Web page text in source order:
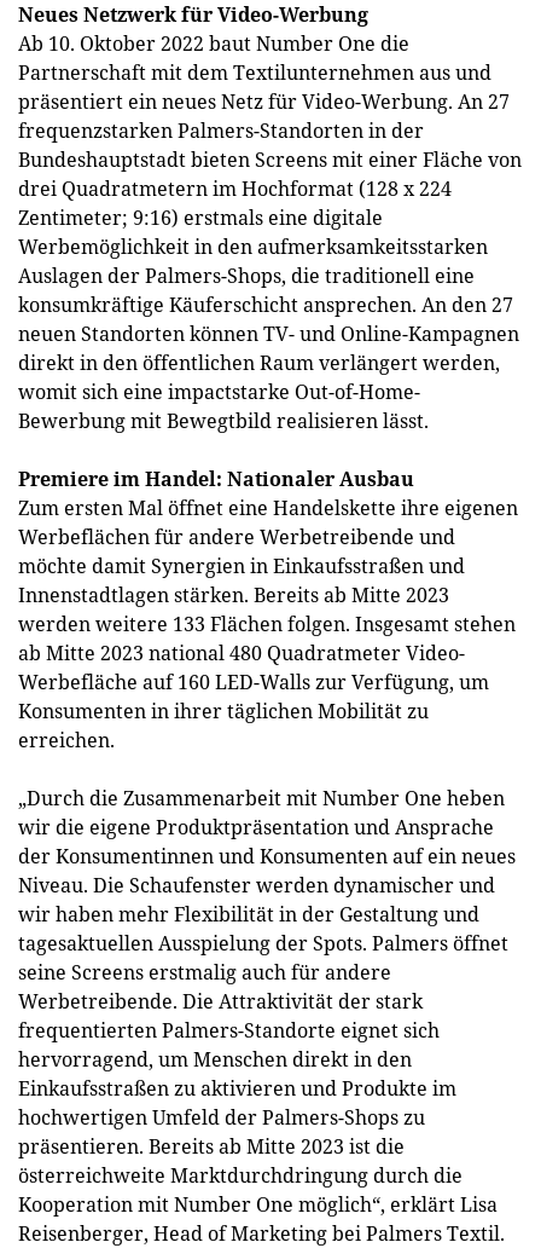
Neues Netzwerk für Video-Werbung
Ab 10. Oktober 2022 baut Number One die
Partnerschaft mit dem Textilunternehmen aus und
präsentiert ein neues Netz für Video-Werbung. An 27
frequenzstarken Palmers-Standorten in der
Bundeshauptstadt bieten Screens mit einer Fläche von
drei Quadratmetern im Hochformat (128 x 224
Zentimeter; 9:16) erstmals eine digitale
Werbemöglichkeit in den aufmerksamkeitsstarken
Auslagen der Palmers-Shops, die traditionell eine
konsumkräftige Käuferschicht ansprechen. An den 27
neuen Standorten können TV- und Online-Kampagnen
direkt in den öffentlichen Raum verlängert werden,
womit sich eine impactstarke Out-of-Home-
Bewerbung mit Bewegtbild realisieren lässt.
Premiere im Handel: Nationaler Ausbau
Zum ersten Mal öffnet eine Handelskette ihre eigenen
Werbeflächen für andere Werbetreibende und
möchte damit Synergien in Einkaufsstraßen und
Innenstadtlagen stärken. Bereits ab Mitte 2023
werden weitere 133 Flächen folgen. Insgesamt stehen
ab Mitte 2023 national 480 Quadratmeter Video-
Werbefläche auf 160 LED-Walls zur Verfügung, um
Konsumenten in ihrer täglichen Mobilität zu
erreichen.
„Durch die Zusammenarbeit mit Number One heben
wir die eigene Produktpräsentation und Ansprache
der Konsumentinnen und Konsumenten auf ein neues
Niveau. Die Schaufenster werden dynamischer und
wir haben mehr Flexibilität in der Gestaltung und
tagesaktuellen Ausspielung der Spots. Palmers öffnet
seine Screens erstmalig auch für andere
Werbetreibende. Die Attraktivität der stark
frequentierten Palmers-Standorte eignet sich
hervorragend, um Menschen direkt in den
Einkaufsstraßen zu aktivieren und Produkte im
hochwertigen Umfeld der Palmers-Shops zu
präsentieren. Bereits ab Mitte 2023 ist die
österreichweite Marktdurchdringung durch die
Kooperation mit Number One möglich“, erklärt Lisa
Reisenberger, Head of Marketing bei Palmers Textil.